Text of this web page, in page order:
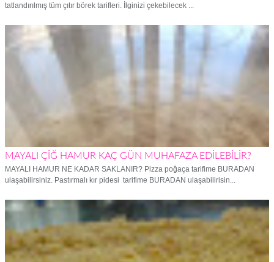
tatlandırılmış tüm çıtır börek tarifleri. İlginizi çekebilecek ...
MAYALI ÇİĞ HAMUR KAÇ GÜN MUHAFAZA EDİLEBİLİR?
MAYALI HAMUR NE KADAR SAKLANIR? Pizza poğaça tarifime BURADAN
ulaşabilirsiniz. Pastırmalı kır pidesi tarifime BURADAN ulaşabilirisin...